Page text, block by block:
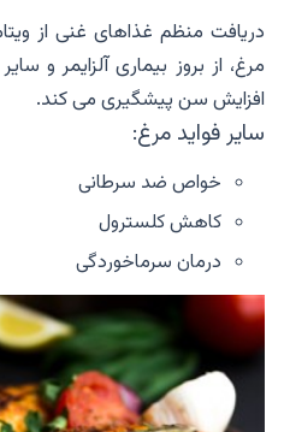
مرغ، از بروز بیماری آلزایمر و
افزایش سن پیشگیری می کند.
سایر فواید مرغ:
خواص ضد سرطانی
کاهش کلسترول
درمان سرماخوردگی